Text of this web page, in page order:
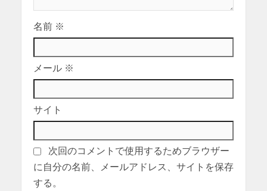
名前 ※
メール ※
サイト
次回のコメントで使用するためブラウザー
に自分の名前、メールアドレス、サイトを保存
する。